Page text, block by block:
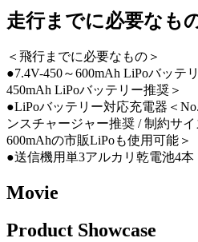
走行までに必要なも
＜飛行までに必要なもの＞
●7.4V-450～600mAh LiPoバッテ
450mAh LiPoバッテリー推奨＞
●LiPoバッテリー対応充電器＜
ンスチャージャー推奨 / 制約サ
600mAhの市販LiPoも使用可能＞
●送信機用単3アルカリ乾電池4本
Movie
Product Showcase